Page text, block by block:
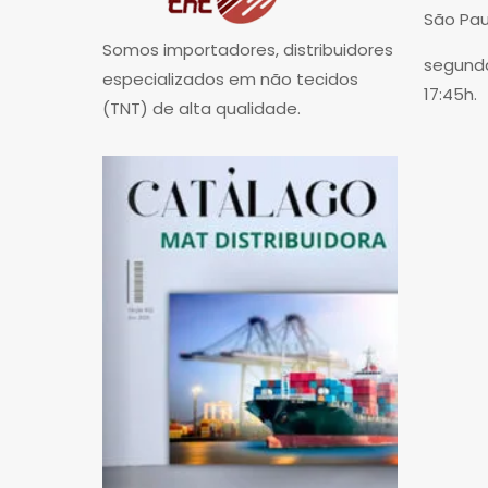
Somos importadores, distribuidores
especializados em não tecidos
(TNT) de alta qualidade.
São
17:45h.